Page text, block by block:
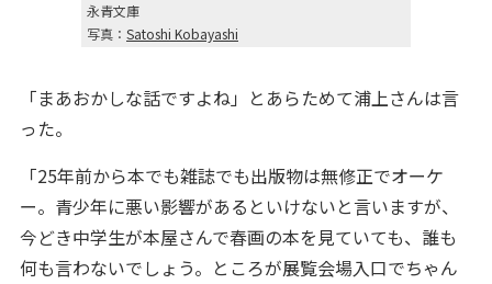
永青文庫
写真： Satoshi Kobayashi
「まあおかしな話ですよね」とあらためて浦上さんは言
った。
「25年前から本でも雑誌でも出版物は無修正でオーケ
ー。青少年に悪い影響があるといけないと言いますが、
今どき中学生が本屋さんで春画の本を見ていても、誰も
何も言わないでしょう。ところが展覧会場入口でちゃん